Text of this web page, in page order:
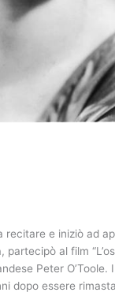
recitare e iniziò ad
partecipò al film
Peter O’Toole.
dopo essere